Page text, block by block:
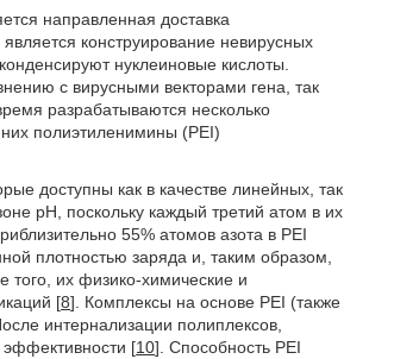
направленная доставка
конструирование невирусных
нуклеиновые кислоты.
с вирусными векторами гена, так
разрабатываются несколько
полиэтиленимины (PEI)
доступны как в качестве линейных, так
рН, поскольку каждый третий атом в их
55% атомов азота в PEI
плотностью заряда и, таким образом,
того, их физико-химические и
[8]. Комплексы на основе PEI (также
интернализации полиплексов,
эффективности [10]. Способность PEI